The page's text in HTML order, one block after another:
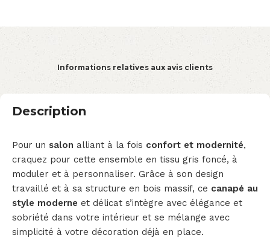
Informations relatives aux avis clients
Description
Pour un salon alliant à la fois confort et modernité,
craquez pour cette ensemble en tissu gris foncé, à
moduler et à personnaliser. Grâce à son design
travaillé et à sa structure en bois massif, ce canapé au
style moderne et délicat s’intègre avec élégance et
sobriété dans votre intérieur et se mélange avec
simplicité à votre décoration déjà en place.